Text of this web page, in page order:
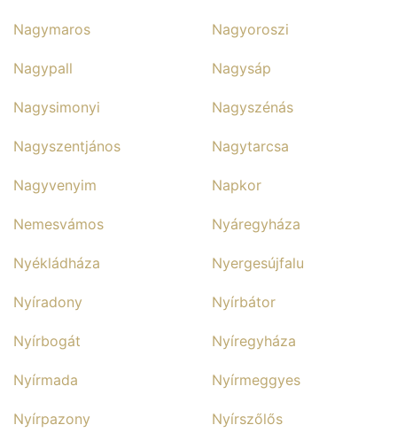
Nagymaros Nagyoroszi
Nagypall Nagysáp
Nagysimonyi Nagyszénás
Nagyszentjános Nagytarcsa
Nagyvenyim Napkor
Nemesvámos Nyáregyháza
Nyékládháza Nyergesújfalu
Nyíradony Nyírbátor
Nyírbogát Nyíregyháza
Nyírmada Nyírmeggyes
Nyírpazony Nyírszőlős